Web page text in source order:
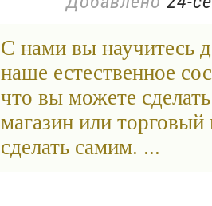
С нами вы научитесь
наше естественное
что вы можете
магазин или
сделать самим. ...